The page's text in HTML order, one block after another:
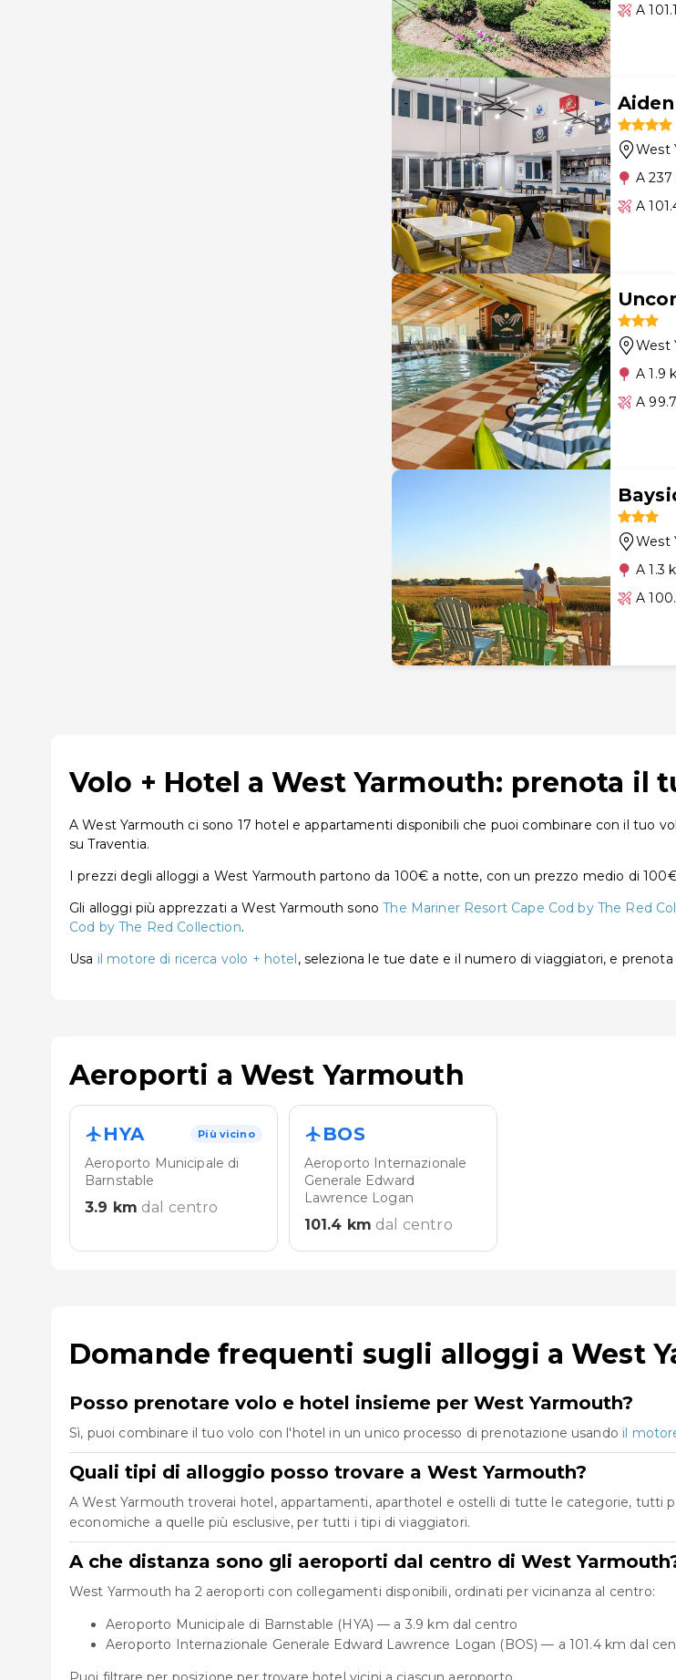
A
West
A
A
West
A 1.9
A
West
A 1.3
A
Volo + Hotel a West Yarmouth: prenota il
A West Yarmouth ci sono 17 hotel e appartamenti disponibili che puoi combinare con il tuo
su Traventia.
I prezzi degli alloggi a West Yarmouth partono da 100€ a notte, con un prezzo medio di
Gli alloggi più apprezzati a West Yarmouth sonoThe Mariner Resort Cape Cod by The Red
Cod by The Red Collection.
Usa il motore di ricerca volo + hotel, seleziona le tue date e il numero di viaggiatori, e
Aeroporti a West Yarmouth
HYA Più vicino
Aeroporto Municipale di
Barnstable
3.9 km dal centro
BOS
Aeroporto Internazionale
Generale Edward
Lawrence Logan
101.4 km dal centro
Domande frequenti sugli alloggi a West
Posso prenotare volo e hotel insieme per West Yarmouth?
Sì, puoi combinare il tuo volo con l'hotel in un unico processo di prenotazione usando il
Quali tipi di alloggio posso trovare a West Yarmouth?
A West Yarmouth troverai hotel, appartamenti, aparthotel e ostelli di tutte le categorie, tutti
economiche a quelle più esclusive, per tutti i tipi di viaggiatori.
A che distanza sono gli aeroporti dal centro di West
West Yarmouth ha 2 aeroporti con collegamenti disponibili, ordinati per vicinanza al centro:
Aeroporto Municipale di Barnstable (HYA) — a 3.9 km dal centro
Aeroporto Internazionale Generale Edward Lawrence Logan (BOS) — a 101.4 km dal